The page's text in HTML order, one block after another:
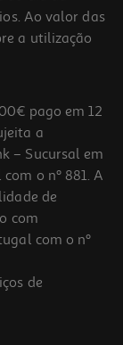
Ao valor das
a utilização
pago em 12
a
– Sucursal em
o nº 881. A
de
com
com o nº
de